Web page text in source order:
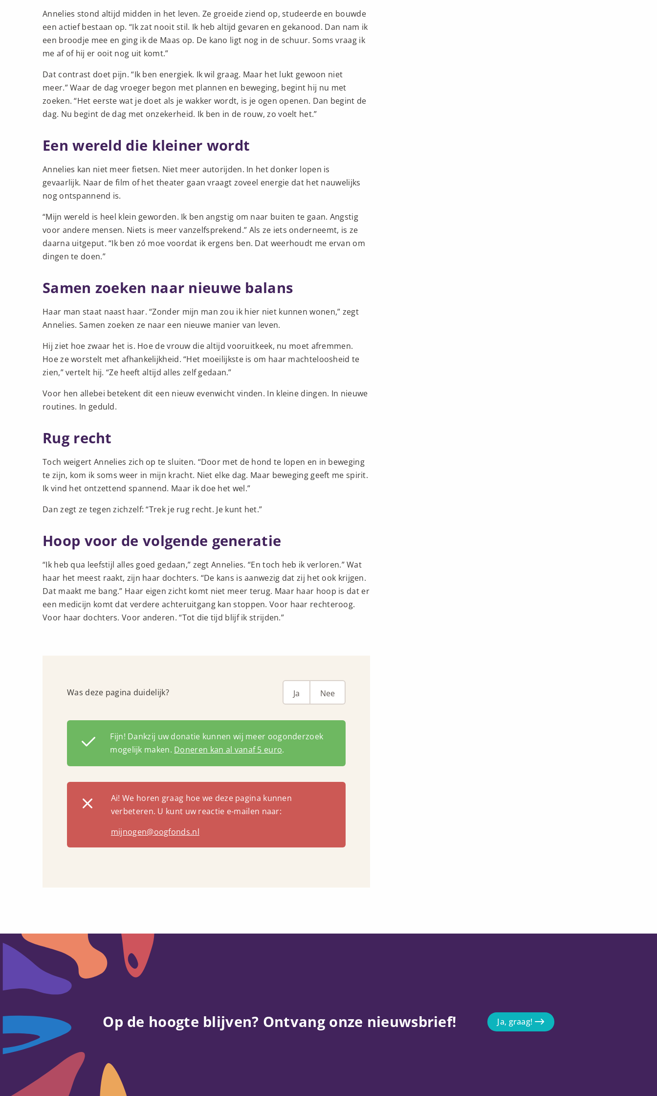
Annelies stond altijd midden in het leven. Ze groeide ziend op, studeerde en bouwde
een actief bestaan op. “Ik zat nooit stil. Ik heb altijd gevaren en gekanood. Dan nam ik
een broodje mee en ging ik de Maas op. De kano ligt nog in de schuur. Soms vraag ik
me af of hij er ooit nog uit komt.”
Dat contrast doet pijn. “Ik ben energiek. Ik wil graag. Maar het lukt gewoon niet
meer.” Waar de dag vroeger begon met plannen en beweging, begint hij nu met
zoeken. “Het eerste wat je doet als je wakker wordt, is je ogen openen. Dan begint de
dag. Nu begint de dag met onzekerheid. Ik ben in de rouw, zo voelt het.”
Een wereld die kleiner wordt
Annelies kan niet meer fietsen. Niet meer autorijden. In het donker lopen is
gevaarlijk. Naar de film of het theater gaan vraagt zoveel energie dat het nauwelijks
nog ontspannend is.
“Mijn wereld is heel klein geworden. Ik ben angstig om naar buiten te gaan. Angstig
voor andere mensen. Niets is meer vanzelfsprekend.” Als ze iets onderneemt, is ze
daarna uitgeput. “Ik ben zó moe voordat ik ergens ben. Dat weerhoudt me ervan om
dingen te doen.”
Samen zoeken naar nieuwe balans
Haar man staat naast haar. “Zonder mijn man zou ik hier niet kunnen wonen,” zegt
Annelies. Samen zoeken ze naar een nieuwe manier van leven.
Hij ziet hoe zwaar het is. Hoe de vrouw die altijd vooruitkeek, nu moet afremmen.
Hoe ze worstelt met afhankelijkheid. “Het moeilijkste is om haar machteloosheid te
zien,” vertelt hij. “Ze heeft altijd alles zelf gedaan.”
Voor hen allebei betekent dit een nieuw evenwicht vinden. In kleine dingen. In nieuwe
routines. In geduld.
Rug recht
Toch weigert Annelies zich op te sluiten. “Door met de hond te lopen en in beweging
te zijn, kom ik soms weer in mijn kracht. Niet elke dag. Maar beweging geeft me spirit.
Ik vind het ontzettend spannend. Maar ik doe het wel.”
Dan zegt ze tegen zichzelf: “Trek je rug recht. Je kunt het.”
Hoop voor de volgende generatie
“Ik heb qua leefstijl alles goed gedaan,” zegt Annelies. “En toch heb ik verloren.” Wat
haar het meest raakt, zijn haar dochters. “De kans is aanwezig dat zij het ook krijgen.
Dat maakt me bang.” Haar eigen zicht komt niet meer terug. Maar haar hoop is dat er
een medicijn komt dat verdere achteruitgang kan stoppen. Voor haar rechteroog.
Voor haar dochters. Voor anderen. “Tot die tijd blijf ik strijden.”
Was deze pagina duidelijk? Ja Nee
Fijn! Dankzij uw donatie kunnen wij meer oogonderzoek
mogelijk maken. Doneren kan al vanaf 5 euro.
Ai! We horen graag hoe we deze pagina kunnen
verbeteren. U kunt uw reactie e-mailen naar:
mijnogen@oogfonds.nl
Op de hoogte blijven? Ontvang onze nieuwsbrief! Ja, graag!